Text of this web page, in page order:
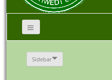
Sidebar